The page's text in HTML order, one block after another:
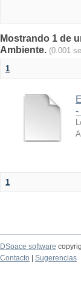
Mostrando 1 de
Ambiente. (0.001
1
-
1
DSpace software
Contacto
Sugerencias